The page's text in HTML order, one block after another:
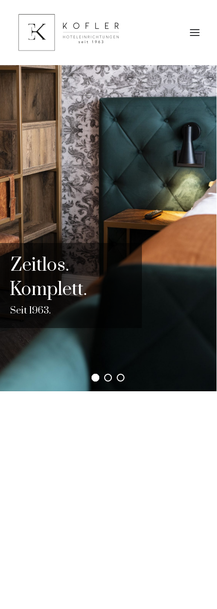
HOTELEINRICHTUNGEN
HOTELFINANZIERUNG
REFERENZEN
ÜBER UNS
KONTAKT
Zeitlos.
Komplett.
Seit 1963.